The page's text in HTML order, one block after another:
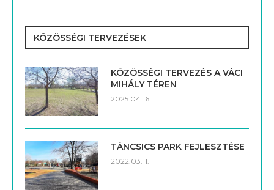
KÖZÖSSÉGI TERVEZÉSEK
KÖZÖSSÉGI TERVEZÉS A VÁCI
MIHÁLY TÉREN
2025.04.16.
TÁNCSICS PARK FEJLESZTÉSE
2022.03.11.